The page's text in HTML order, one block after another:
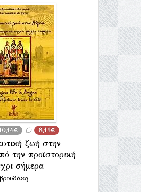
8,11€
ζωή στην
την προϊστορική
σήμερα